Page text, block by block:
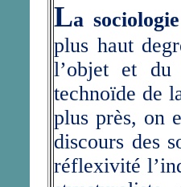
La sociologie
plus haut
l’objet et du
technoïde de
plus près, on
discours des
réflexivité